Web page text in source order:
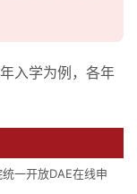
入学为例，各年
一开放DAE在线申